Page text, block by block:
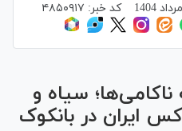
کد خبر: ۴۸۵۰۹۱۷
سیاه و
ایران در بانکوک